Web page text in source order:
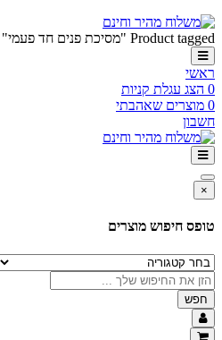
Product tagged "מסיכת פנים חד פעמי"
ראשי
0 הצג עגלת קניות
0 מוצרים שאהבתי
חשבון
×
טופס חיפוש מוצרים
חפש